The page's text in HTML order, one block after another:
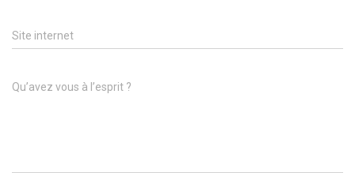
Site internet
Qu’avez vous à l’esprit ?